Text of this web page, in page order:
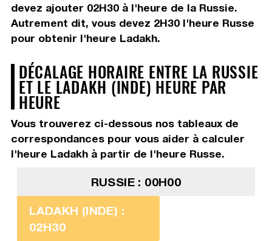
devez ajouter 02H30à l'heure de la Russie.
Autrement dit, vous devez 2H30 l'heure Russe
pour obtenir l'heure Ladakh.
DÉCALAGE HORAIRE ENTRE LA RUSSIE
ET LE LADAKH (INDE) HEURE PAR
HEURE
Vous trouverez ci-dessous nos tableaux de
correspondances pour vous aider à calculer
l'heure Ladakh à partir de l'heure Russe.
RUSSIE : 00H00
LADAKH (INDE) :
02H30